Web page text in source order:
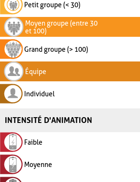
Petit groupe (< 30)
Moyen groupe (entre 30
et 100)
Grand groupe (> 100)
Équipe
Individuel
INTENSITÉ D'ANIMATION
Faible
Moyenne